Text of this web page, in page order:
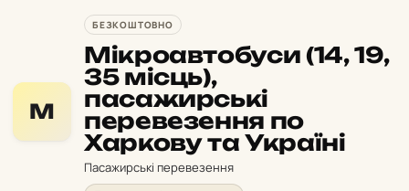
М
БЕЗКОШТОВНО
Мікроавтобуси (14, 19,
35 місць),
пасажирські
перевезення по
Харкову та Україні
Пасажирські перевезення